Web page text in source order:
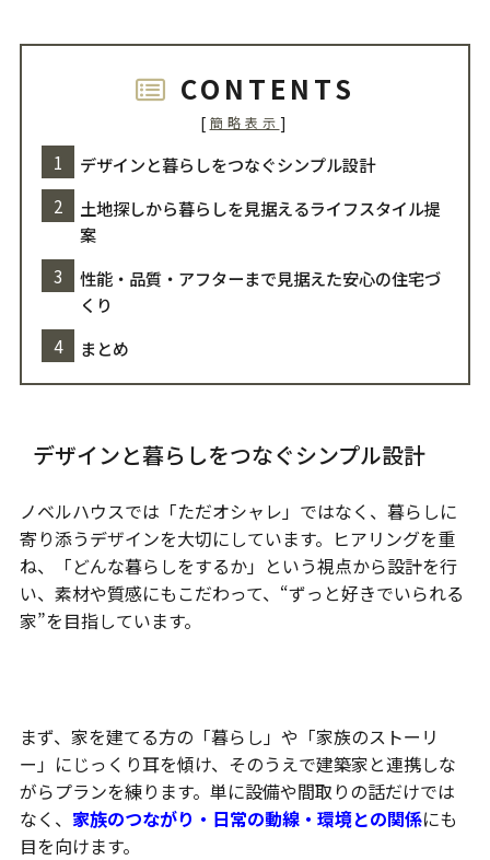
CONTENTS
[ 簡略表示 ]
デザインと暮らしをつなぐシンプル設計
土地探しから暮らしを見据えるライフスタイル提
案
性能・品質・アフターまで見据えた安心の住宅づ
くり
まとめ
デザインと暮らしをつなぐシンプル設計
ノベルハウスでは「ただオシャレ」ではなく、暮らしに
寄り添うデザインを大切にしています。ヒアリングを重
ね、「どんな暮らしをするか」という視点から設計を行
い、素材や質感にもこだわって、“ずっと好きでいられる
家”を目指しています。
まず、家を建てる方の「暮らし」や「家族のストーリ
ー」にじっくり耳を傾け、そのうえで建築家と連携しな
がらプランを練ります。単に設備や間取りの話だけでは
なく、 家族のつながり・日常の動線・環境との関係にも
目を向けます。